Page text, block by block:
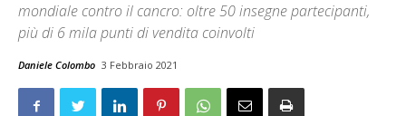
mondiale contro il cancro: oltre 50 insegne partecipanti,
più di 6 mila punti di vendita coinvolti
Daniele Colombo 3 Febbraio 2021